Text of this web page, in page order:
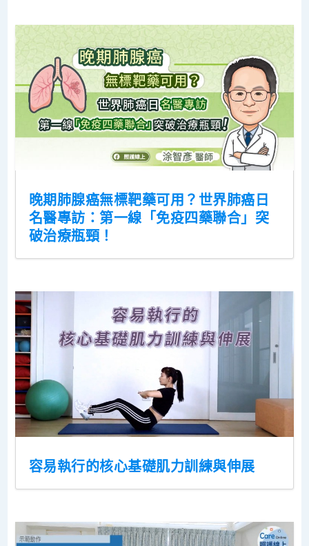
晚期肺腺癌無標靶藥可用？世界肺癌日
名醫專訪：第一線「免疫四藥聯合」突
破治療瓶頸！
容易執行的核心基礎肌力訓練與伸展